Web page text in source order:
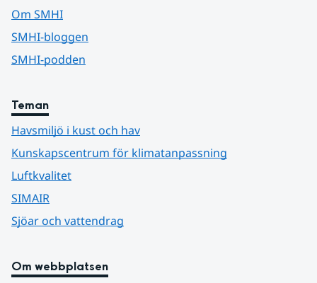
Om SMHI
SMHI-bloggen
SMHI-podden
Teman
Havsmiljö i kust och hav
Kunskapscentrum för klimatanpassning
Luftkvalitet
SIMAIR
Sjöar och vattendrag
Om webbplatsen